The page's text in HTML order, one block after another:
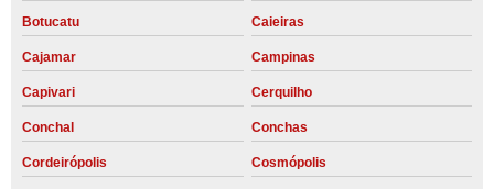
Botucatu Caieiras
Cajamar Campinas
Capivari Cerquilho
Conchal Conchas
Cordeirópolis Cosmópolis